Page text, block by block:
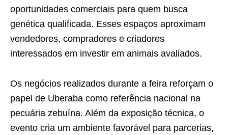
oportunidades comerciais para quem busca
genética qualificada. Esses espaços aproximam
vendedores, compradores e criadores
interessados em investir em animais avaliados.
Os negócios realizados durante a feira reforçam o
papel de Uberaba como referência nacional na
pecuária zebuína. Além da exposição técnica, o
evento cria um ambiente favorável para parcerias,